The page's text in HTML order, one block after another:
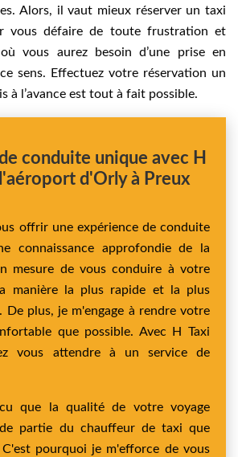
Alors, il vaut mieux réserver un taxi
vous défaire de toute frustration et
vous aurez besoin d’une prise en
sens. Effectuez votre réservation un
à l’avance est tout à fait possible.
conduite unique avec H
d'Orly à Preux
offrir une expérience de conduite
connaissance approfondie de la
mesure de vous conduire à votre
manière la plus rapide et la plus
De plus, je m'engage à rendre votre
que possible. Avec H Taxi
vous attendre à un service de
que la qualité de votre voyage
partie du chauffeur de taxi que
C'est pourquoi je m'efforce de vous